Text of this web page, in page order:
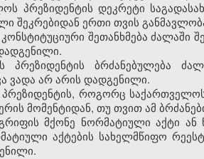
პრეზიდენტის დეკრეტი
შეკრებიდან ერთი თვის
შეთანხმება ძალაში
პრეზიდენტის ბრძანებულება
ვადა არ არის დადგენილი.
პრეზიდენტის, როგორც
მომენტიდან, თუ თვით ამ
გრიფის მქონე ნორმატიული აქტი
აქტების სახელმწიფო